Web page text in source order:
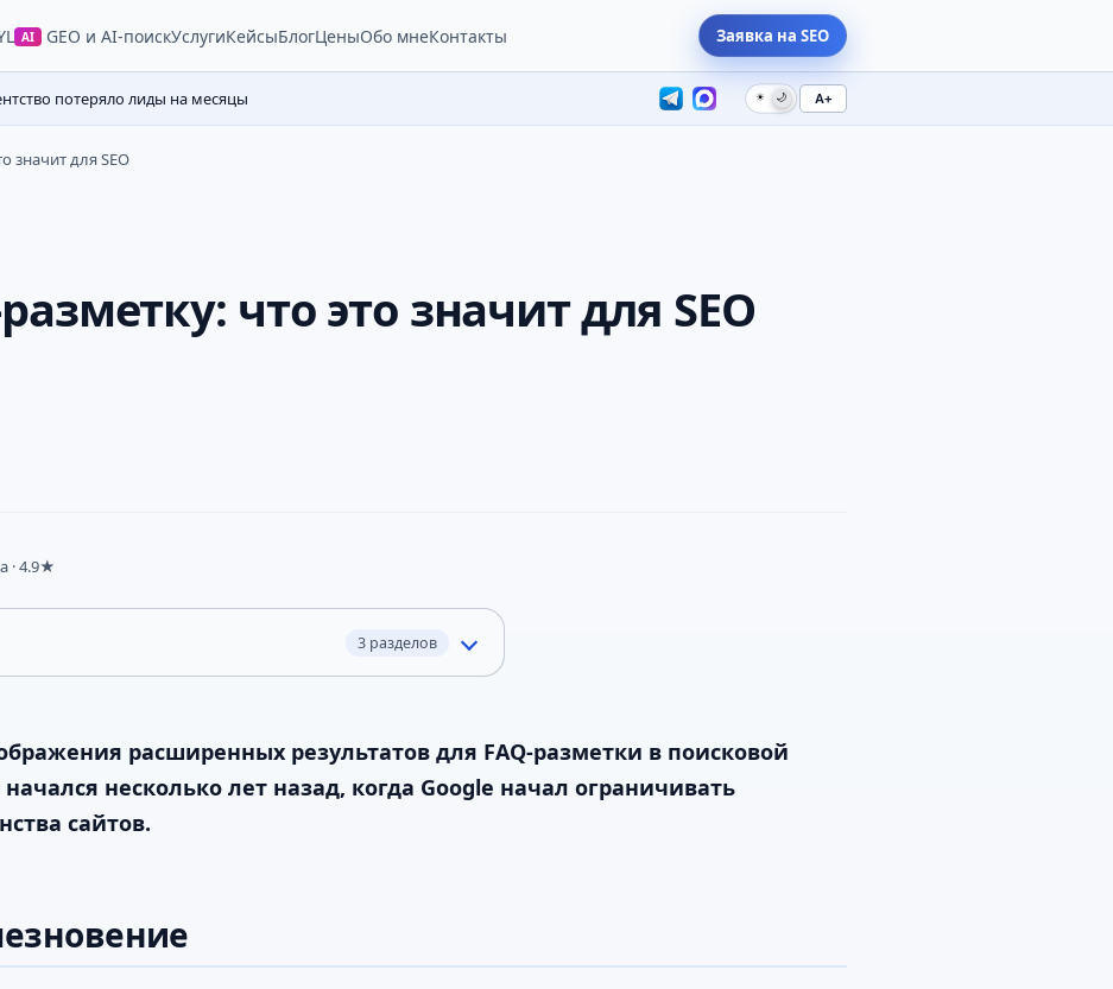
AI GEO и AI-поискУслугиКейсыБлогЦеныОбо мнеКонтакты Заявка на SEO
потеряло лиды на месяцы ☀ 🌙 A+
значит для SEO
что это значит для SEO
· 4.9★
3 разделов
расширенных результатов для FAQ-разметки в поисковой
несколько лет назад, когда Google начал ограничивать
сайтов.